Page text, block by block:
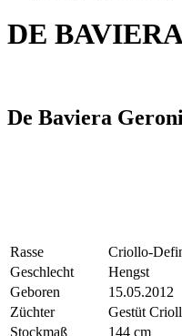
DE
De Baviera
Rasse
Criollo-
Geschlecht
Hengst
Geboren
15.05.2012
Züchter
Gestüt
Stockmaß
144 cm